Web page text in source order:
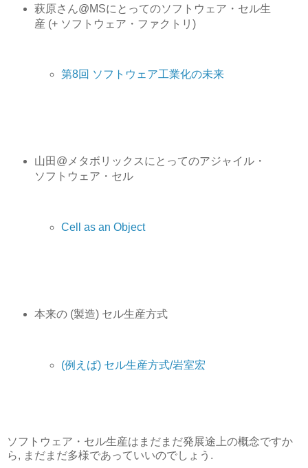
萩原さん@MSにとってのソフトウェア・セル生
産 (+ ソフトウェア・ファクトリ)
第8回 ソフトウェア工業化の未来
山田@メタボリックスにとってのアジャイル・
ソフトウェア・セル
Cell as an Object
本来の (製造) セル生産方式
(例えば) セル生産方式/岩室宏
ソフトウェア・セル生産はまだまだ発展途上の概念ですか
ら, まだまだ多様であっていいのでしょう.